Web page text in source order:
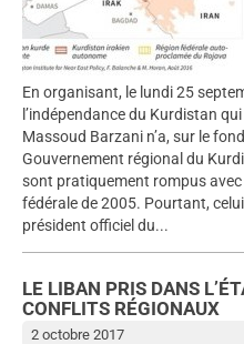
En organisant, le lundi 25
l’indépendance du Kurdistan
Massoud Barzani n’a, sur le
Gouvernement régional du
sont pratiquement rompus
fédérale de 2005. Pourtant,
président officiel du...
LE LIBAN PRIS DANS
CONFLITS RÉGIONAUX
2 octobre 2017